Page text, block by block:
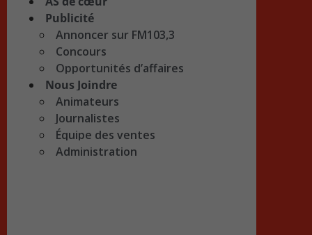
Publicité
Annoncer sur FM103,3
Concours
Opportunités d’affaires
Nous Joindre
Animateurs
Journalistes
Équipe des ventes
Administration